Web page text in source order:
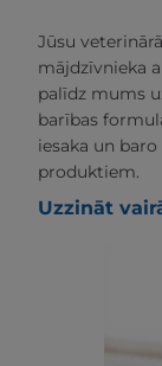
Jūsu
mājdzīvnieka
palīdz mums
barības
iesaka un
produktiem.
Uzzināt